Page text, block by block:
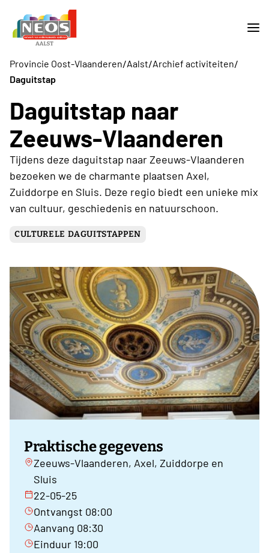
Provincie Oost-Vlaanderen/Aalst/Archief activiteiten/
Daguitstap
Daguitstap naar
Zeeuws-Vlaanderen
Tijdens deze daguitstap naar Zeeuws-Vlaanderen
bezoeken we de charmante plaatsen Axel,
Zuiddorpe en Sluis. Deze regio biedt een unieke mix
van cultuur, geschiedenis en natuurschoon.
CULTURELE DAGUITSTAPPEN
Praktische gegevens
Zeeuws-Vlaanderen, Axel, Zuiddorpe en
Sluis
22-05-25
Ontvangst 08:00
Aanvang 08:30
Einduur 19:00